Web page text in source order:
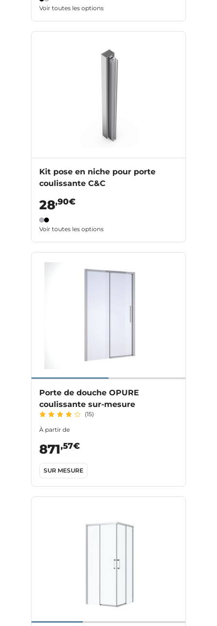
Voir toutes les options
Kit pose en niche pour porte
coulissante C&C
28,90€
Voir toutes les options
Porte de douche OPURE
coulissante sur-mesure
(15)
À partir de
871,57€
SUR MESURE